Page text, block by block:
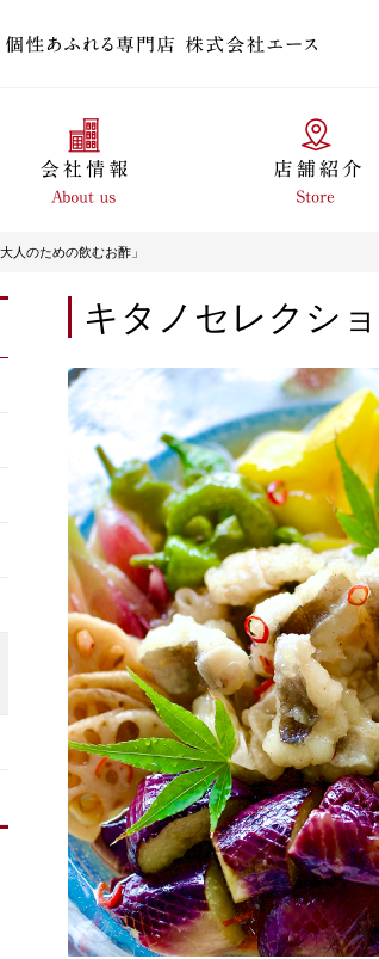
人のための飲むお酢」
キタノセレクシ